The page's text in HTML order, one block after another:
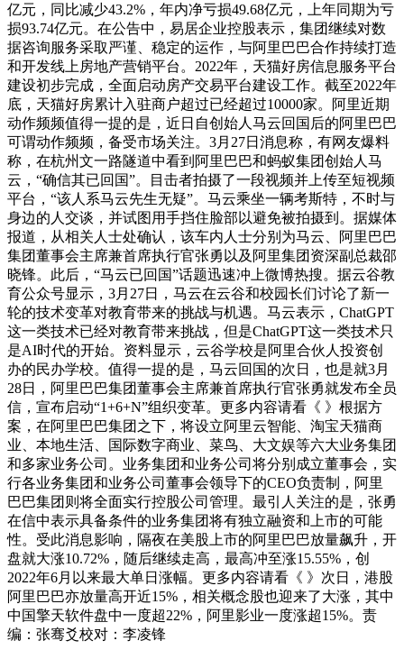
亿元，同比减少43.2%，年内净亏损49.68亿元，上年同期为亏
损93.74亿元。在公告中，易居企业控股表示，集团继续对数
据咨询服务采取严谨、稳定的运作，与阿里巴巴合作持续打造
和开发线上房地产营销平台。2022年，天猫好房信息服务平台
建设初步完成，全面启动房产交易平台建设工作。截至2022年
底，天猫好房累计入驻商户超过已经超过10000家。阿里近期
动作频频值得一提的是，近日自创始人马云回国后的阿里巴巴
可谓动作频频，备受市场关注。3月27日消息称，有网友爆料
称，在杭州文一路隧道中看到阿里巴巴和蚂蚁集团创始人马
云，“确信其已回国”。目击者拍摄了一段视频并上传至短视频
平台，“该人系马云先生无疑”。马云乘坐一辆考斯特，不时与
身边的人交谈，并试图用手挡住脸部以避免被拍摄到。据媒体
报道，从相关人士处确认，该车内人士分别为马云、阿里巴巴
集团董事会主席兼首席执行官张勇以及阿里集团资深副总裁邵
晓锋。此后，“马云已回国”话题迅速冲上微博热搜。据云谷教
育公众号显示，3月27日，马云在云谷和校园长们讨论了新一
轮的技术变革对教育带来的挑战与机遇。马云表示，ChatGPT
这一类技术已经对教育带来挑战，但是ChatGPT这一类技术只
是AI时代的开始。资料显示，云谷学校是阿里合伙人投资创
办的民办学校。值得一提的是，马云回国的次日，也是就3月
28日，阿里巴巴集团董事会主席兼首席执行官张勇就发布全员
信，宣布启动“1+6+N”组织变革。更多内容请看《 》根据方
案，在阿里巴巴集团之下，将设立阿里云智能、淘宝天猫商
业、本地生活、国际数字商业、菜鸟、大文娱等六大业务集团
和多家业务公司。业务集团和业务公司将分别成立董事会，实
行各业务集团和业务公司董事会领导下的CEO负责制，阿里
巴巴集团则将全面实行控股公司管理。最引人关注的是，张勇
在信中表示具备条件的业务集团将有独立融资和上市的可能
性。受此消息影响，隔夜在美股上市的阿里巴巴放量飙升，开
盘就大涨10.72%，随后继续走高，最高冲至涨15.55%，创
2022年6月以来最大单日涨幅。更多内容请看《 》次日，港股
阿里巴巴亦放量高开近15%，相关概念股也迎来了大涨，其中
中国擎天软件盘中一度超22%，阿里影业一度涨超15%。责
编：张骞爻校对：李凌锋